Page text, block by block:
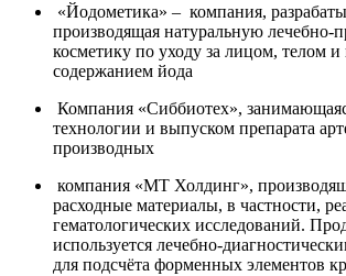
«Йодометика» – компания,
производящая натуральную лечебно-
косметику по уходу за лицом, телом и
содержанием йода
Компания «Сиббиотех»,
технологии и выпуском препарата
производных
компания «МТ Холдинг»,
расходные материалы, в частности,
гематологических исследований.
используется лечебно-
для подсчёта форменных элементов